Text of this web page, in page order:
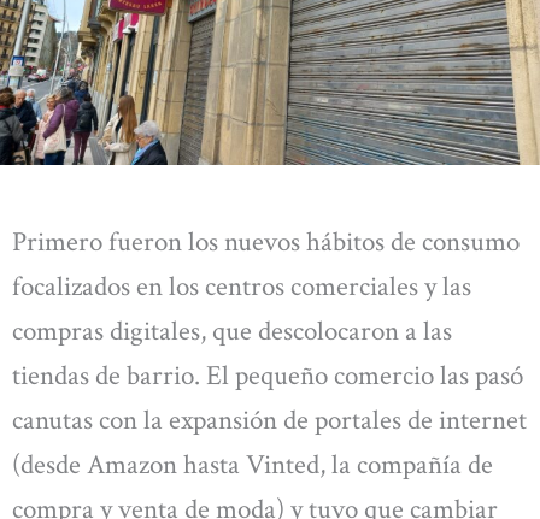
Primero fueron los nuevos hábitos de consumo
focalizados en los centros comerciales y las
compras digitales, que descolocaron a las
tiendas de barrio. El pequeño comercio las pasó
canutas con la expansión de portales de internet
(desde Amazon hasta Vinted, la compañía de
compra y venta de moda) y tuvo que cambiar